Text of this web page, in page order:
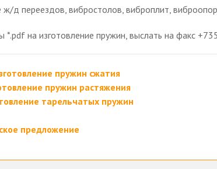
д переездов, вибростолов, виброплит,
*.pdf на изготовление пружин, выслать на факс
пружин сжатия
пружин растяжения
тарельчатых пружин
предложение